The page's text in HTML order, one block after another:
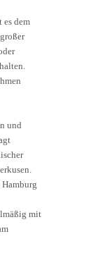
es dem
und
mit